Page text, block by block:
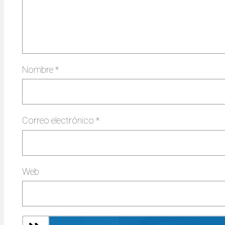
Nombre*
Correo electrónico *
Web